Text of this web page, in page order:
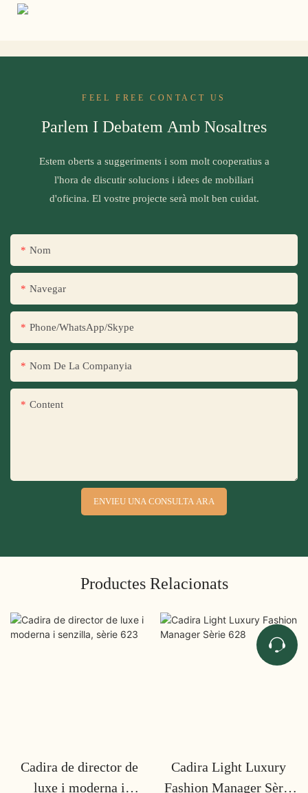
FEEL FREE CONTACT US
Parlem I Debatem Amb Nosaltres
Estem oberts a suggeriments i som molt cooperatius a
l'hora de discutir solucions i idees de mobiliari
d'oficina. El vostre projecte serà molt ben cuidat.
Nom
Navegar
Phone/WhatsApp/Skype
Nom De La Companyia
Content
ENVIEU UNA CONSULTA ARA
Productes Relacionats
Cadira de director de
luxe i moderna i
Cadira Light Luxury
Fashion Manager Sèrie